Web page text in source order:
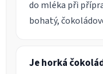
do mléka při
bohatý,
Je horká